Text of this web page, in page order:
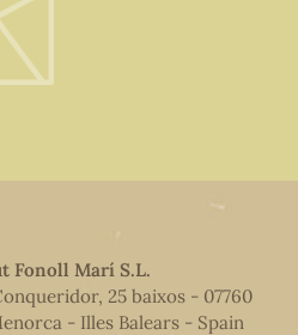
Fonoll Marí S.L.
25 baixos - 07760
- Illes Balears - Spain